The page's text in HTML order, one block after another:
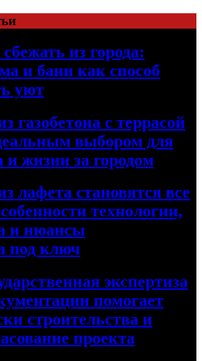
из города:
и бани как способ
уют
газобетона с террасой
выбором для
и жизни за городом
лафета становятся все
технологии,
и нюансы
под ключ
экспертиза
помогает
строительства и
проекта